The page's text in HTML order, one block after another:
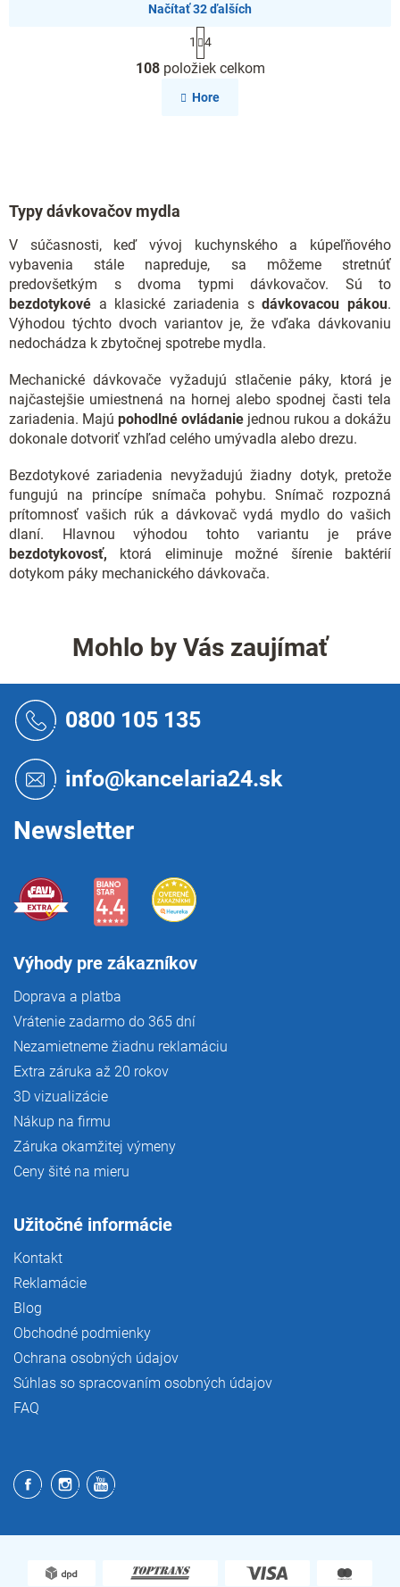
O
v
l
v
k
y
v
ý
p
i
u
Načítať 32 ďalších
S
t
r
á
n
1 4
108položiek celkom
Hore
Typy dávkovačov mydla
V súčasnosti, keď vývoj kuchynského a kúpeľňového
vybavenia stále napreduje, sa môžeme stretnúť
predovšetkým s dvoma typmi dávkovačov. Sú to
bezdotykové a klasické zariadenia sdávkovacou pákou.
Výhodou týchto dvoch variantov je, že vďaka dávkovaniu
nedochádza k zbytočnej spotrebe mydla.
Mechanické dávkovače vyžadujú stlačenie páky, ktorá je
najčastejšie umiestnená na hornej alebo spodnej časti tela
zariadenia. Majú pohodlné ovládanie jednou rukou a dokážu
dokonale dotvoriť vzhľad celého umývadla alebo drezu.
Bezdotykové zariadenia nevyžadujú žiadny dotyk, pretože
fungujú na princípe snímača pohybu. Snímač rozpozná
prítomnosť vašich rúk a dávkovač vydá mydlo do vašich
dlaní. Hlavnou výhodou tohto variantu je práve
bezdotykovosť, ktorá eliminuje možné šírenie baktérií
dotykom páky mechanického dávkovača.
Mohlo by Vás zaujímať
0800 105 135
info@kancelaria24.sk
Newsletter
Výhody pre zákazníkov
Doprava a platba
Vrátenie zadarmo do 365 dní
Nezamietneme žiadnu reklamáciu
Extra záruka až 20 rokov
3D vizualizácie
Nákup na firmu
Záruka okamžitej výmeny
Ceny šité na mieru
Užitočné informácie
Kontakt
Reklamácie
Blog
Obchodné podmienky
Ochrana osobných údajov
Súhlas so spracovaním osobných údajov
FAQ